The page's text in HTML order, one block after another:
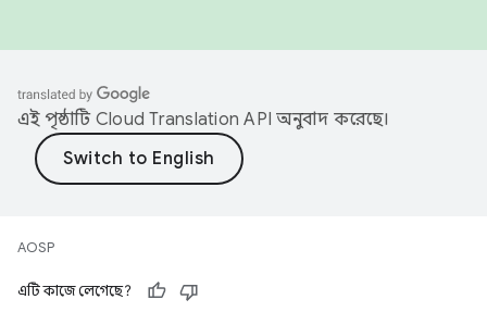
এই পৃষ্ঠাটি Cloud Translation API অনুবাদ করেছে।
AOSP
এটি কাজে লেগেছে?